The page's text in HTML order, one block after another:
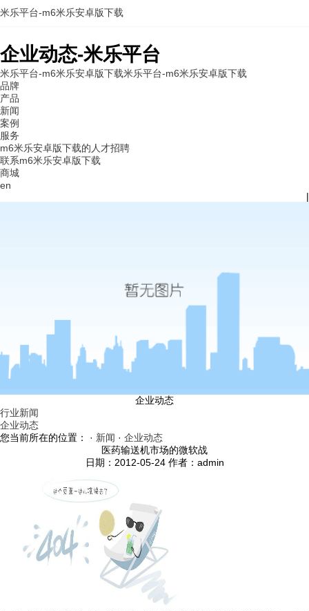
企业动态-米乐平台
米乐平台-m6米乐安卓版下载米乐平台-m6米乐安卓版下载
品牌
产品
新闻
案例
服务
m6米乐安卓版下载的人才招聘
联系m6米乐安卓版下载
商城
en
|
米乐平台-m6米乐安卓版下载
企业动态
行业新闻
企业动态
您当前所在的位置： · 新闻 · 企业动态
医药输送机市场的微软战
日期：2012-05-24 作者：admin